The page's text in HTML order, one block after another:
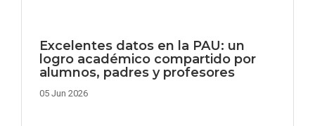
Excelentes datos en la PAU: un
logro académico compartido por
alumnos, padres y profesores
05 Jun 2026